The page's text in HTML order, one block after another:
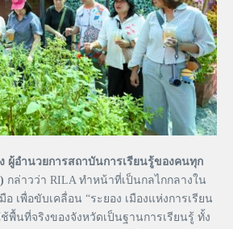
ผู้อำนวยการสถาบันการเรียนรู้ของคนทุก
กล่าวว่า RILA ทำหน้าที่เป็นกลไกกลางใน
เพื่อขับเคลื่อน “ระยอง เมืองแห่งการเรียน
พื้นที่จริงของจังหวัดเป็นฐานการเรียนรู้ ทั้ง